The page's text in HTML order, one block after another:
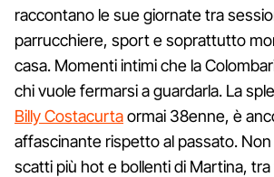
raccontano le sue giornate tra
parrucchiere, sport e soprattutto
casa. Momenti intimi che la
chi vuole fermarsi a guardarla. La
Billy Costacurtaormai 38enne, è
affascinante rispetto al passato.
scatti più hot e bollenti di Martina,